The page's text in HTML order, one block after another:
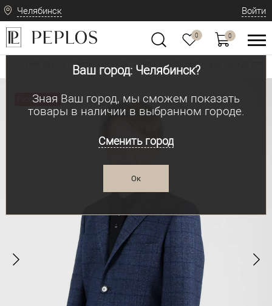
Челябинск
Ваш город: Челябинск?
Зная Ваш город, мы сможем показать
товары в наличии в выбранном городе.
Сменить город
Ок
Войти
0 0
Школьная форма / Детская одежда Детская и подростковая одежда для
Распродажа